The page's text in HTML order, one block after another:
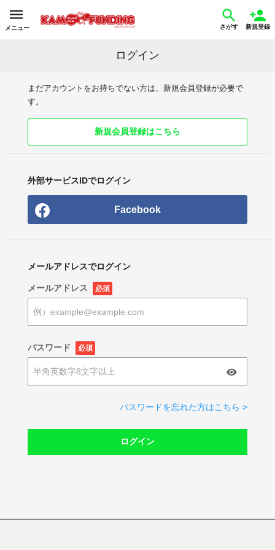
メニュー さがす 新規登録
ログイン
まだアカウントをお持ちでない方は、新規会員登録が必要で
す。
新規会員登録はこちら
外部サービスIDでログイン
Facebook
メールアドレスでログイン
メールアドレス 必須
パスワード 必須
パスワードを忘れた方はこちら >
ログイン